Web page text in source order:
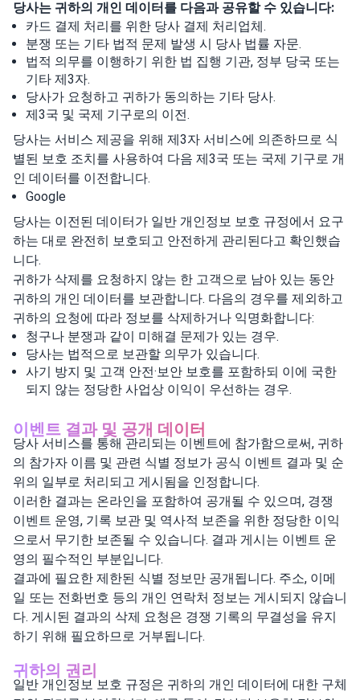
당사는 귀하의 개인 데이터를 다음과 공유할 수 있습니다:
카드 결제 처리를 위한 당사 결제 처리업체.
분쟁 또는 기타 법적 문제 발생 시 당사 법률 자문.
법적 의무를 이행하기 위한 법 집행 기관, 정부 당국 또는
기타 제3자.
당사가 요청하고 귀하가 동의하는 기타 당사.
제3국 및 국제 기구로의 이전.
당사는 서비스 제공을 위해 제3자 서비스에 의존하므로 식
별된 보호 조치를 사용하여 다음 제3국 또는 국제 기구로 개
인 데이터를 이전합니다.
Google
당사는 이전된 데이터가 일반 개인정보 보호 규정에서 요구
하는 대로 완전히 보호되고 안전하게 관리된다고 확인했습
니다.
귀하가 삭제를 요청하지 않는 한 고객으로 남아 있는 동안
귀하의 개인 데이터를 보관합니다. 다음의 경우를 제외하고
귀하의 요청에 따라 정보를 삭제하거나 익명화합니다:
청구나 분쟁과 같이 미해결 문제가 있는 경우.
당사는 법적으로 보관할 의무가 있습니다.
사기 방지 및 고객 안전·보안 보호를 포함하되 이에 국한
되지 않는 정당한 사업상 이익이 우선하는 경우.
이벤트 결과 및 공개 데이터
당사 서비스를 통해 관리되는 이벤트에 참가함으로써, 귀하
의 참가자 이름 및 관련 식별 정보가 공식 이벤트 결과 및 순
위의 일부로 처리되고 게시됨을 인정합니다.
이러한 결과는 온라인을 포함하여 공개될 수 있으며, 경쟁
이벤트 운영, 기록 보관 및 역사적 보존을 위한 정당한 이익
으로서 무기한 보존될 수 있습니다. 결과 게시는 이벤트 운
영의 필수적인 부분입니다.
결과에 필요한 제한된 식별 정보만 공개됩니다. 주소, 이메
일 또는 전화번호 등의 개인 연락처 정보는 게시되지 않습니
다. 게시된 결과의 삭제 요청은 경쟁 기록의 무결성을 유지
하기 위해 필요하므로 거부됩니다.
귀하의 권리
일반 개인정보 보호 규정은 귀하의 개인 데이터에 대한 구체